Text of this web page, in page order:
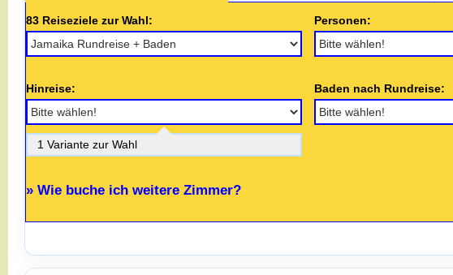
83 Reiseziele zur Wahl: Personen:
Hinreise:
1 Variante zur Wahl
Baden nach Rundreise:
» Wie buche ich weitere Zimmer?